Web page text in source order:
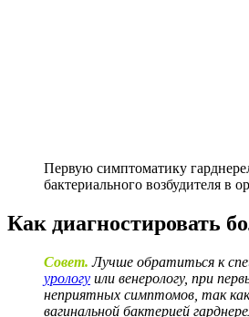
Первую симптоматику
бактериального возбудителя в
Как диагностировать
Совет. Лучше обратиться к
урологу или венерологу, при
неприятных симптомов, так
вагинальной бактерией